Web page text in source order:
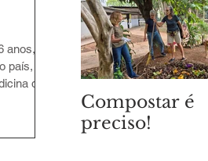
anos,
país,
da...
Compostar é
preciso!